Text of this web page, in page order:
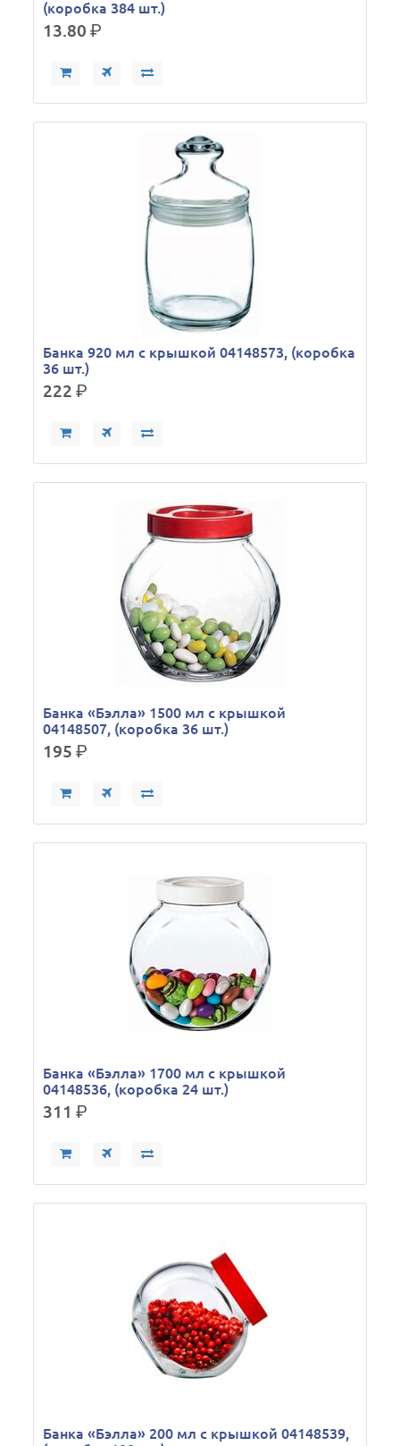
(коробка 384 шт.)
13.80р.
Банка 920 мл с крышкой 04148573, (коробка
36 шт.)
222р.
Банка «Бэлла» 1500 мл с крышкой
04148507, (коробка 36 шт.)
195р.
Банка «Бэлла» 1700 мл с крышкой
04148536, (коробка 24 шт.)
311р.
Банка «Бэлла» 200 мл с крышкой 04148539,